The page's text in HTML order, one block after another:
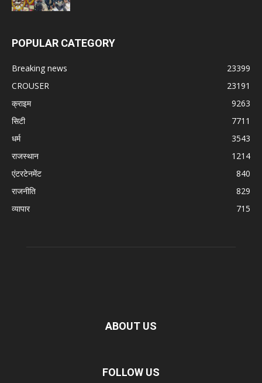
POPULAR CATEGORY
Breaking news
23399
CROUSER
23191
क्राइम
9263
सिटी
7711
धर्म
3543
राजस्थान
1214
एंटरटेनमेंट
840
राजनीति
829
व्यापार
715
ABOUT US
FOLLOW US